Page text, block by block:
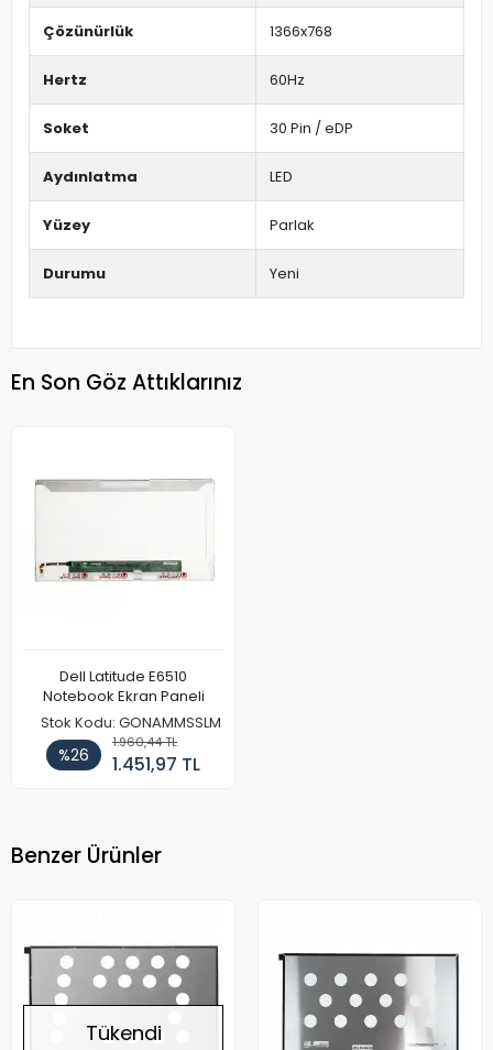
Çözünürlük 1366x768
Hertz 60Hz
Soket 30 Pin / eDP
Aydınlatma LED
Yüzey Parlak
Durumu Yeni
En Son Göz Attıklarınız
Dell Latitude E6510
Notebook Ekran Paneli
Stok Kodu: GONAMMSSLM
%26
1.960,44 TL
1.451,97 TL
Benzer Ürünler
Tükendi